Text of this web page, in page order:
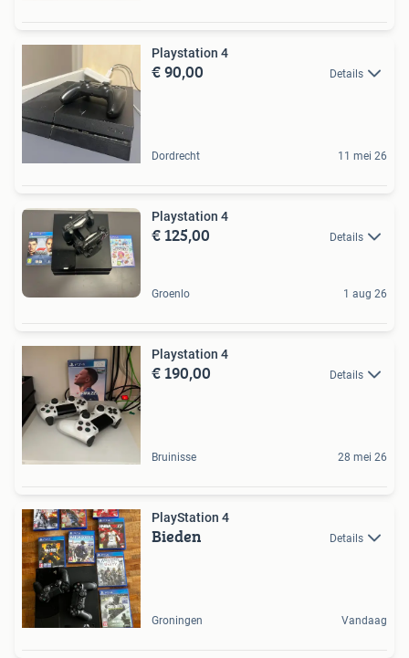
Playstation 4
€ 90,00 Details
Dordrecht 11 mei 26
Playstation 4
€ 125,00 Details
Groenlo 1 aug 26
Playstation 4
€ 190,00 Details
Bruinisse 28 mei 26
PlayStation 4
Bieden Details
Groningen Vandaag